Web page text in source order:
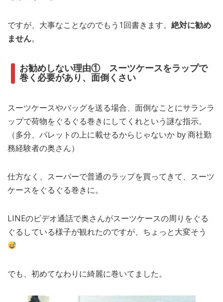
ですが、大事なことなのでもう1回書きます。 絶対に勧め
ません。
お勧めしない理由① スーツケースをラップで
巻く必要があり、面倒くさい
スーツケースやバッグを送る場合、面倒なことにサランラ
ップで荷物をぐるぐる巻きにしてくれという謎な指示。
（多分、パレットの上に載せるからじゃないか by 商社勤
務経験者の奥さん）
仕方なく、スーパーで普通のラップを買ってきて、スーツ
ケースをぐるぐる巻きに。
LINEのビデオ通話で奥さんがスーツケースの周りをぐる
ぐるしている様子が観れたのですが、ちょっと大変そう
でも、初めてなわりに綺麗に巻いてました。